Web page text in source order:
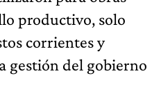
productivo, solo
corrientes y
gestión del gobierno